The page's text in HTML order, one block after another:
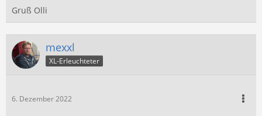
Gruß Olli
mexxl
XL-Erleuchteter
6. Dezember 2022